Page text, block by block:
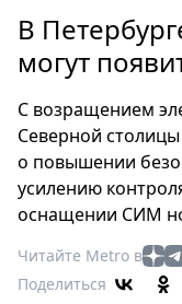
Россия
Мир
Еда
Туризм
Мода
Театр
Кино
Афиша
В
могут
С возращением
Северной
о повышении
усилению
оснащении СИМ
Читайте Metro в
Поделиться